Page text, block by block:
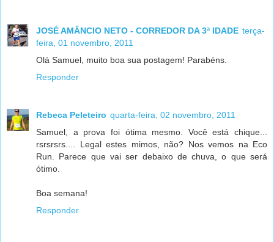
JOSÉ AMÂNCIO NETO - CORREDOR DA 3ª IDADE terça-
feira, 01 novembro, 2011
Olá Samuel, muito boa sua postagem! Parabéns.
Responder
Rebeca Peleteiro quarta-feira, 02 novembro, 2011
Samuel, a prova foi ótima mesmo. Você está chique...
rsrsrsrs.... Legal estes mimos, não? Nos vemos na Eco
Run. Parece que vai ser debaixo de chuva, o que será
ótimo.
Boa semana!
Responder